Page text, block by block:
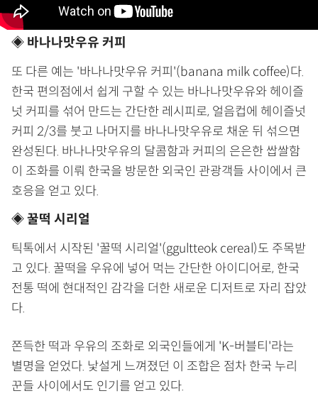
◈ 바나나맛우유 커피
또 다른 예는 '바나나맛우유 커피'(banana milk coffee)다.
한국 편의점에서 쉽게 구할 수 있는 바나나맛우유와 헤이즐
넛 커피를 섞어 만드는 간단한 레시피로, 얼음컵에 헤이즐넛
커피 2/3를 붓고 나머지를 바나나맛우유로 채운 뒤 섞으면
완성된다. 바나나맛우유의 달콤함과 커피의 은은한 쌉쌀함
이 조화를 이뤄 한국을 방문한 외국인 관광객들 사이에서 큰
호응을 얻고 있다.
◈ 꿀떡 시리얼
틱톡에서 시작된 '꿀떡 시리얼'(ggultteok cereal)도 주목받
고 있다. 꿀떡을 우유에 넣어 먹는 간단한 아이디어로, 한국
전통 떡에 현대적인 감각을 더한 새로운 디저트로 자리 잡았
다.
쫀득한 떡과 우유의 조화로 외국인들에게 'K-버블티'라는
별명을 얻었다. 낯설게 느껴졌던 이 조합은 점차 한국 누리
꾼들 사이에서도 인기를 얻고 있다.